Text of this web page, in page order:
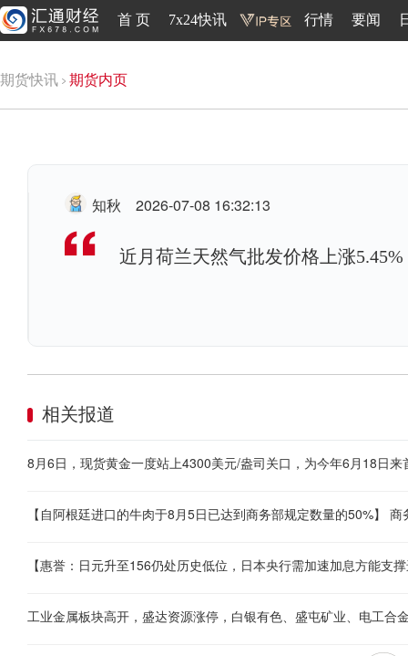
首 页 7x24快讯 行情 要闻
期货快讯 期货内页
知秋 2026-07-08 16:32:13
近月荷兰天然气批发价格上涨
相关报道
工业金属板块高开，盛达资源涨停，白银有色、盛屯矿业、电工合